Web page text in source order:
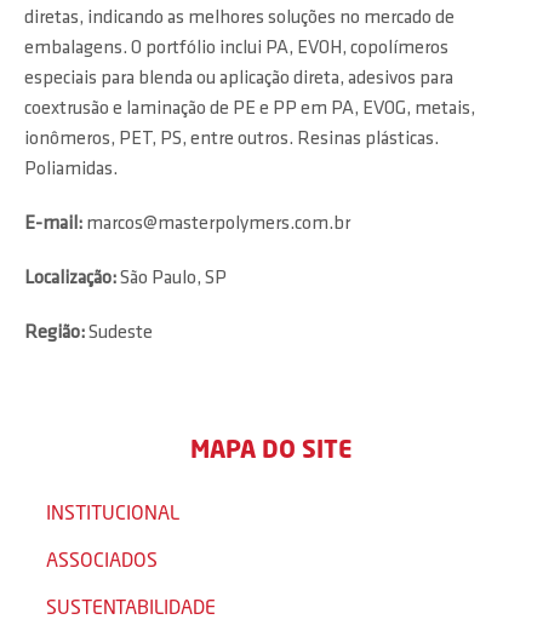
diretas, indicando as melhores soluções no mercado de
embalagens. O portfólio inclui PA, EVOH, copolímeros
especiais para blenda ou aplicação direta, adesivos para
coextrusão e laminação de PE e PP em PA, EVOG, metais,
ionômeros, PET, PS, entre outros. Resinas plásticas.
Poliamidas.
E-mail: marcos@masterpolymers.com.br
Localização:São Paulo, SP
Região:Sudeste
MAPA DO SITE
INSTITUCIONAL
ASSOCIADOS
SUSTENTABILIDADE